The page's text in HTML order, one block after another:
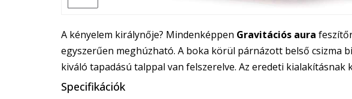
A kényelem királynője? Mindenképpen Gravitációs aura
egyszerűen meghúzható. A boka körül párnázott belső csizma
kiváló tapadású talppal van felszerelve. Az eredeti
Specifikációk